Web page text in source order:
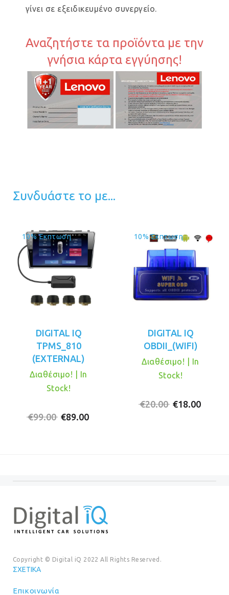
γίνει σε εξειδικευμένο συνεργείο.
Αναζητήστε τα προϊόντα με την
γνήσια κάρτα εγγύησης!
Συνδυάστε το με...
10% Έκπτωση
DIGITAL IQ
TPMS_810
(EXTERNAL)
€99.00 Original
€89.00
Διαθέσιμο! | In
Stock!
10% Έκπτωση
DIGITAL IQ
OBDII_(WIFI)
€20.00 Original
€18.00
Διαθέσιμο! | In
Stock!
Copyright © Digital iQ 2022 All Rights Reserved.
ΣΧΕΤΙΚΆ
Επικοινωνία